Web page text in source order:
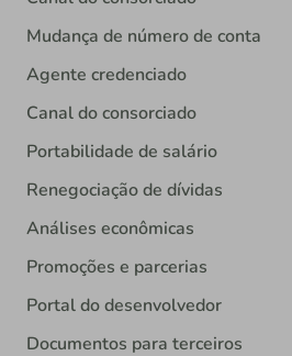
Mudança de número de conta
Agente credenciado
Canal do consorciado
Portabilidade de salário
Renegociação de dívidas
Análises econômicas
Promoções e parcerias
Portal do desenvolvedor
Documentos para terceiros